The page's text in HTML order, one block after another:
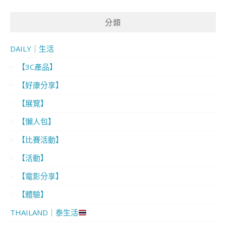
分類
DAILY｜生活
【3C產品】
【好康分享】
【展覽】
【懶人包】
【比賽活動】
【活動】
【電影分享】
【體驗】
THAILAND｜泰生活